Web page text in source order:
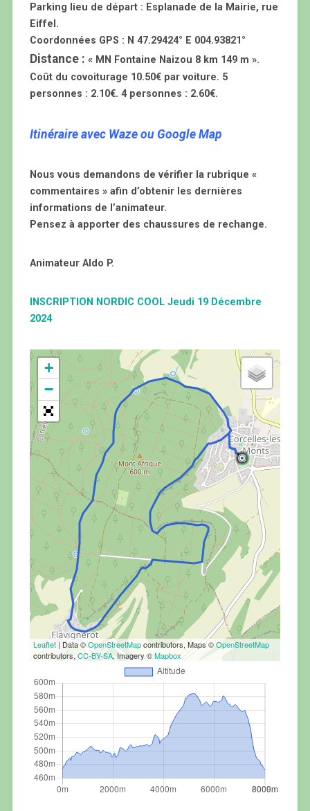
Parking lieu de départ : Esplanade de la Mairie, rue
Eiffel.
Coordonnées GPS : N 47.29424° E 004.93821°
Distance : « MN Fontaine Naizou 8 km 149 m ».
Coût du covoiturage 10.50€ par voiture. 5
personnes : 2.10€. 4 personnes : 2.60€.
Itinéraire avec Waze ou Google Map
Nous vous demandons de vérifier la rubrique «
commentaires » afin d’obtenir les dernières
informations de l’animateur.
Pensez à apporter des chaussures de rechange.
Animateur Aldo P.
INSCRIPTION NORDIC COOL Jeudi 19 Décembre
2024
+
−
Leaflet| Data ©OpenStreetMapcontributors, Maps ©OpenStreetMap
contributors,CC-BY-SA, Imagery ©Mapbox